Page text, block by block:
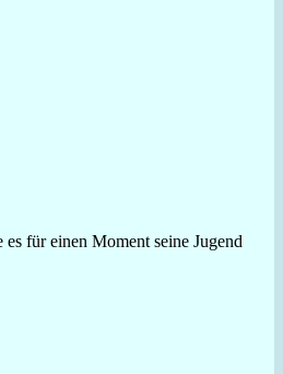
für einen Moment seine Jugend